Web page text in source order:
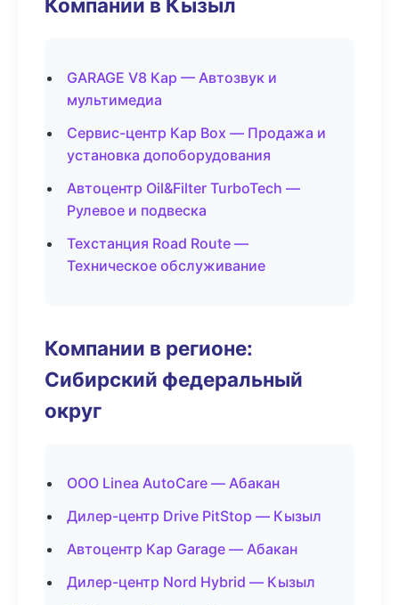
Компании в Кызыл
GARAGE V8 Кар — Автозвук и
мультимедиа
Сервис-центр Кар Box — Продажа и
установка допоборудования
Автоцентр Oil&Filter TurboTech —
Рулевое и подвеска
Техстанция Road Route —
Техническое обслуживание
Компании в регионе:
Сибирский федеральный
округ
ООО Linea AutoCare — Абакан
Дилер-центр Drive PitStop — Кызыл
Автоцентр Кар Garage — Абакан
Дилер-центр Nord Hybrid — Кызыл